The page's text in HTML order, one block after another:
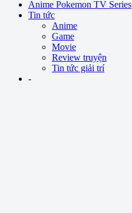
Anime Pokemon TV Series
Tin tức
Anime
Game
Movie
Review truyện
Tin tức giải trí
-